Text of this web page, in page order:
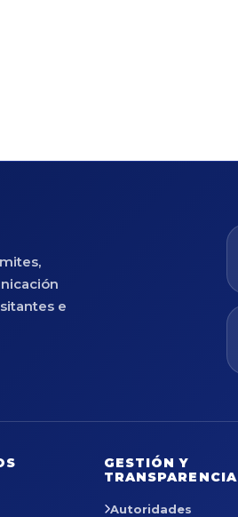
e
GESTIÓN Y
TRANSPARENCIA
Autoridades